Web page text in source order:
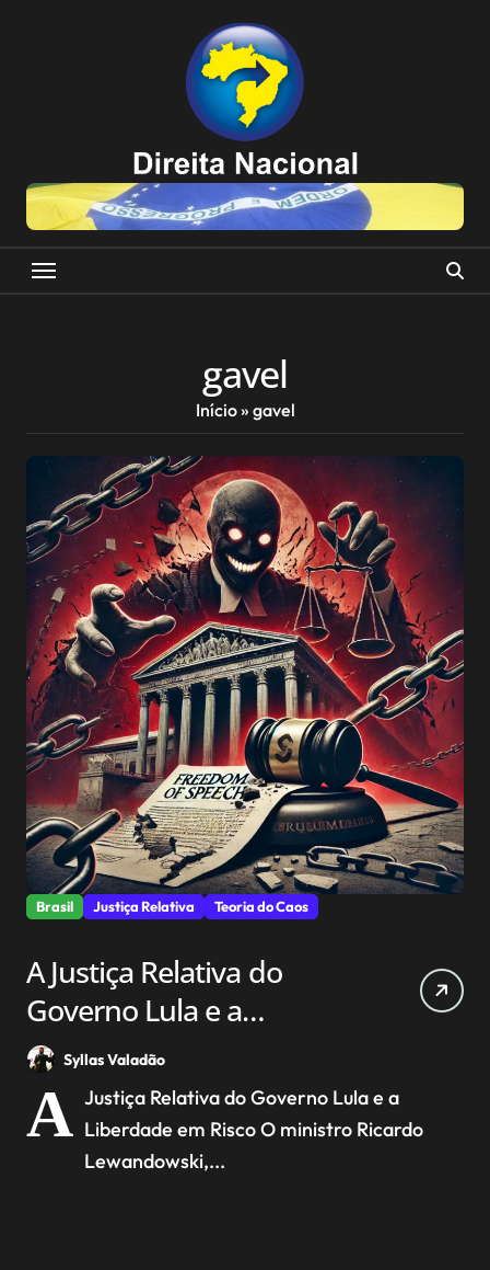
gavel
Início» gavel
Brasil Justiça Relativa Teoria do Caos
A Justiça Relativa do
Governo Lula e a
Liberdade em Risco
Syllas Valadão
A Justiça Relativa do Governo Lula e a
Liberdade em Risco O ministro Ricardo
Lewandowski,...